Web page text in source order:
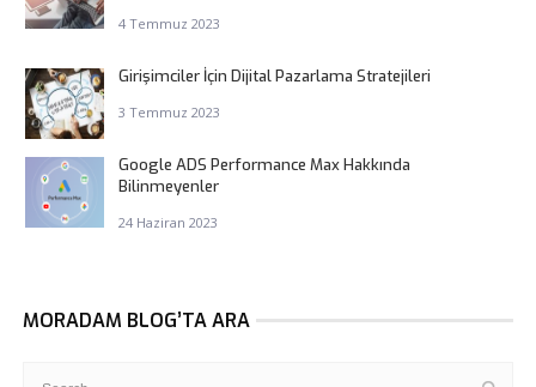
4 Temmuz 2023
Girişimciler İçin Dijital Pazarlama Stratejileri
3 Temmuz 2023
Google ADS Performance Max Hakkında
Bilinmeyenler
24 Haziran 2023
MORADAM BLOG’TA ARA